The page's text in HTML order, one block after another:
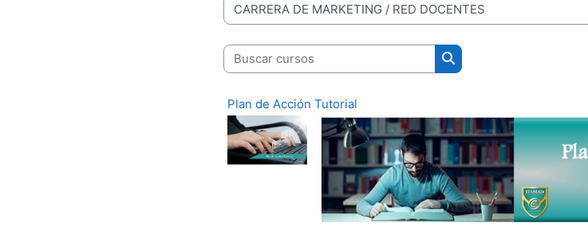
Categorías
Buscar cursos
Buscar cursos
Plan de Acción Tutorial